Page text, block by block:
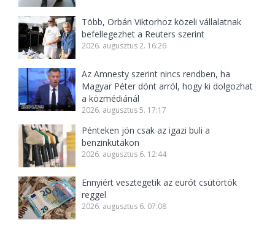
Több, Orbán Viktorhoz közeli vállalatnak
befellegezhet a Reuters szerint
2026. augusztus 2. 16:26
Az Amnesty szerint nincs rendben, ha
Magyar Péter dönt arról, hogy ki dolgozhat
a közmédiánál
2026. augusztus 5. 17:17
Pénteken jön csak az igazi buli a
benzinkutakon
2026. augusztus 6. 12:44
Ennyiért vesztegetik az eurót csütörtök
reggel
2026. augusztus 6. 07:08